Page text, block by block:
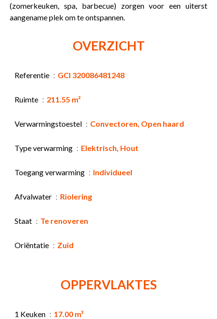
(zomerkeuken, spa, barbecue) zorgen voor een uiterst
aangename plek om te ontspannen.
OVERZICHT
Referentie GCI 320086481248
Ruimte 211.55 m²
Verwarmingstoestel Convectoren, Open haard
Type verwarming Elektrisch, Hout
Toegang verwarming Individueel
Afvalwater Riolering
Staat Te renoveren
Oriëntatie Zuid
OPPERVLAKTES
1 Keuken 17.00 m²